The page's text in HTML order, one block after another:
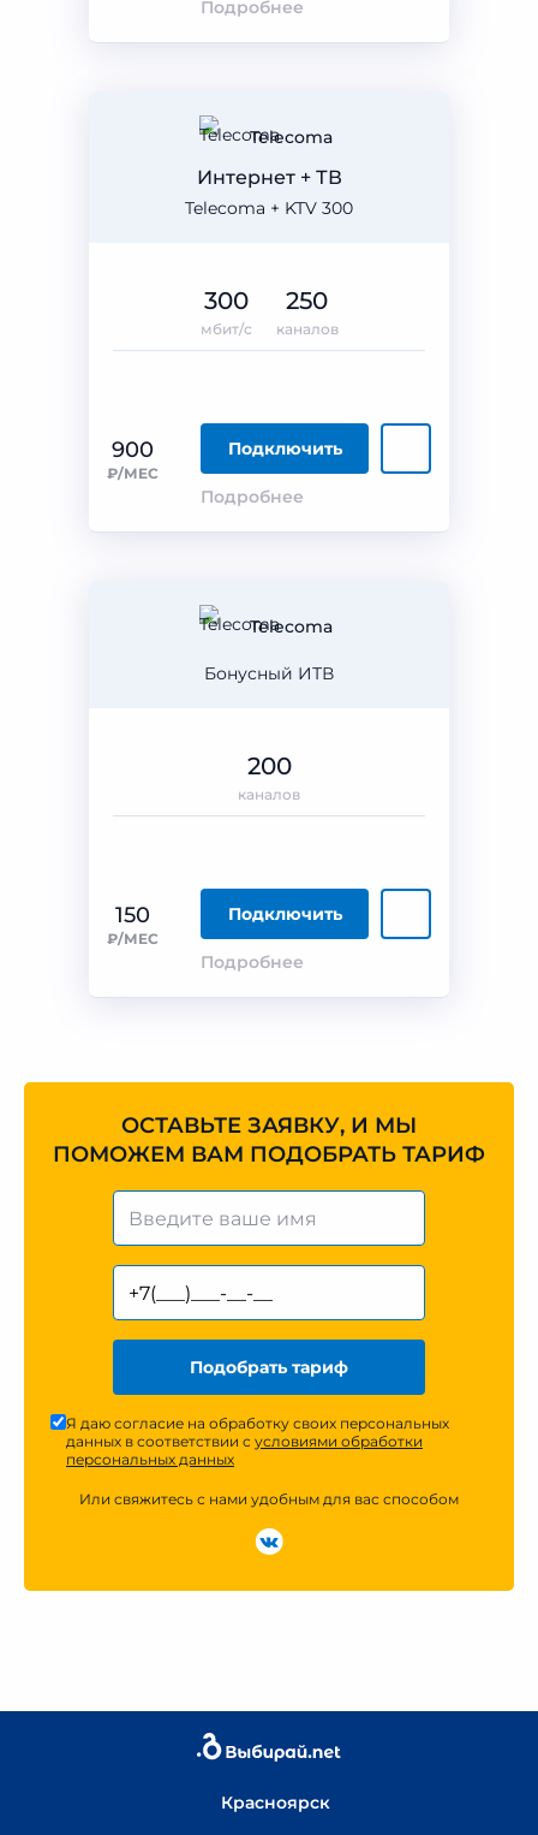
Подробнее
Telecoma
Telecoma + KTV 300
Интернет + ТВ
900
₽/МЕС
Подключить
Подробнее
300
мбит/с
250
каналов
Telecoma
Бонусный ИТВ
150
₽/МЕС
Подключить
Подробнее
200
каналов
ОСТАВЬТЕ ЗАЯВКУ, И МЫ
ПОМОЖЕМ ВАМ ПОДОБРАТЬ ТАРИФ
Подобрать тариф
Я даю согласие на обработку своих персональных
данных в соответствии с условиями обработки
персональных данных
Или свяжитесь с нами удобным для вас способом
Красноярск